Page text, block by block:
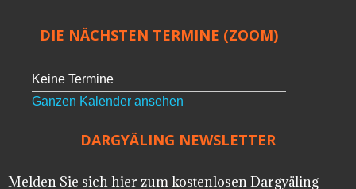
DIE NÄCHSTEN TERMINE (ZOOM)
Keine Termine
Ganzen Kalender ansehen
DARGYÄLING NEWSLETTER
Melden Sie sich hier zum kostenlosen Dargyäling